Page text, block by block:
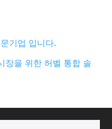
기업 입니다.
장을 위한 허벨 통합 솔